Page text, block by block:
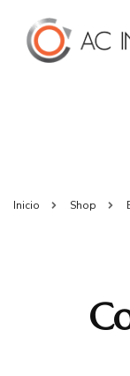
Inicio Shop